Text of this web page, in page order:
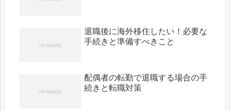
退職後に海外移住したい！必要な
手続きと準備すべきこと
配偶者の転勤で退職する場合の手
続きと転職対策